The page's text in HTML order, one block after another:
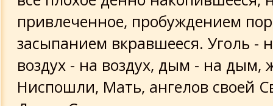
привлеченное, пробуждением
засыпанием вкравшееся. Уголь -
воздух - на воздух, дым - на дым,
Ниспошли, Мать, ангелов своей